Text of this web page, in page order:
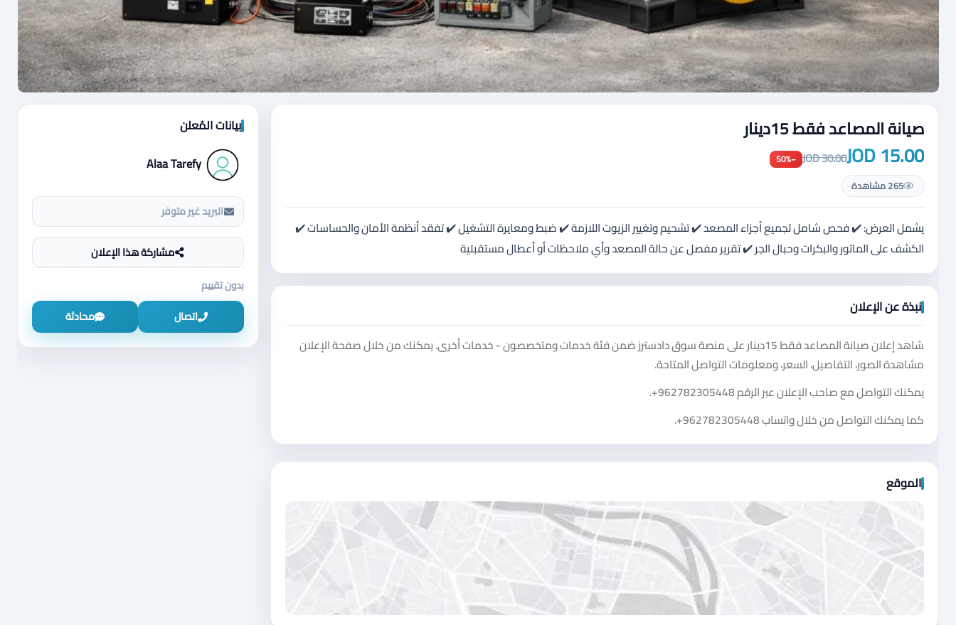
صيانة المصاعد فقط 15دينار
15.00 JOD
30.00 JOD
−50%
265 مشاهدة
يشمل العرض: ✔️ فحص شامل لجميع أجزاء المصعد ✔️ تشحيم وتغيير الزيوت اللازمة ✔️ ضبط ومعايرة التشغيل ✔️ تفقد أنظمة الأمان والحساسات ✔️
الكشف على الماتور والبكرات وحبال الجر ✔️ تقرير مفصل عن حالة المصعد وأي ملاحظات أو أعطال مستقبلية
نبذة عن الإعلان
شاهد إعلان صيانة المصاعد فقط 15دينار على منصة سوق دادسترز ضمن فئة خدمات ومتخصصون - خدمات أخرى. يمكنك من خلال صفحة الإعلان
مشاهدة الصور، التفاصيل، السعر، ومعلومات التواصل المتاحة.
يمكنك التواصل مع صاحب الإعلان عبر الرقم+962782305448
.
كما يمكنك التواصل من خلال واتساب+962782305448
.
الموقع
بيانات المُعلن
Alaa Tarefy
البريد غير متوفر
مشاركة هذا الإعلان
بدون تقييم
اتصال
محادثة